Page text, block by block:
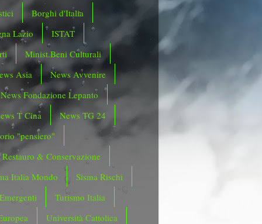
Borghi d'Italia
Lazio
ISTAT
Minist.Beni Culturali
Asia
News Avvenire
News Fondazione Lepanto
T Cina
News TG 24
"pensiero"
Restauro & Conservazione
Italia Mondo
Sisma Rischi
Turismo Italia
Università Cattolica